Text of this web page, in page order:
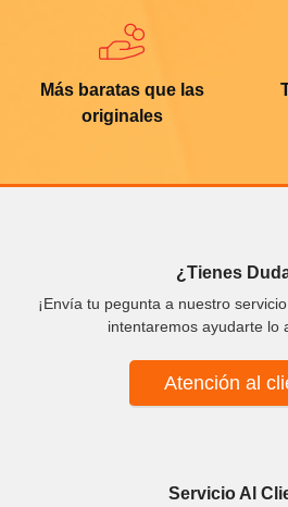
Más baratas que las
originales
¿Tienes
¡Envía tu pegunta a nuestro
intentaremos ayudarte lo
Atención al
Servicio Al